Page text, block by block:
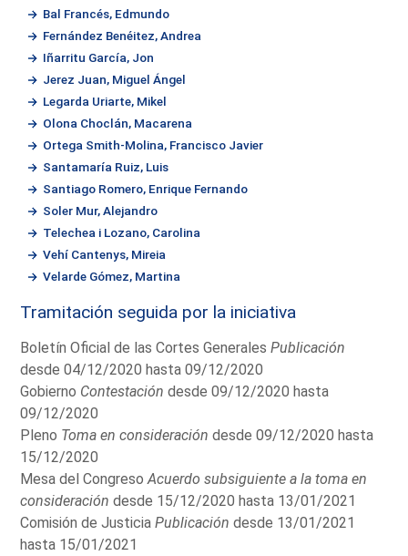
Bal Francés, Edmundo
Fernández Benéitez, Andrea
Iñarritu García, Jon
Jerez Juan, Miguel Ángel
Legarda Uriarte, Mikel
Olona Choclán, Macarena
Ortega Smith-Molina, Francisco Javier
Santamaría Ruiz, Luis
Santiago Romero, Enrique Fernando
Soler Mur, Alejandro
Telechea i Lozano, Carolina
Vehí Cantenys, Mireia
Velarde Gómez, Martina
Tramitación seguida por la iniciativa
Boletín Oficial de las Cortes GeneralesPublicación
desde 04/12/2020 hasta 09/12/2020
Gobierno Contestación desde 09/12/2020 hasta
09/12/2020
Pleno Toma en consideración desde 09/12/2020 hasta
15/12/2020
Mesa del CongresoAcuerdo subsiguiente a la toma en
consideración desde 15/12/2020 hasta 13/01/2021
Comisión de JusticiaPublicación desde 13/01/2021
hasta 15/01/2021